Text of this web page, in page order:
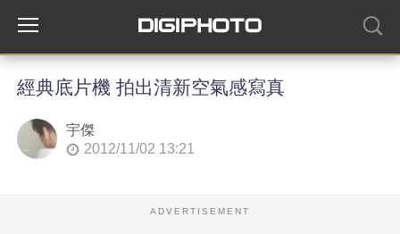
經典底片機 拍出清新空氣感寫真
宇傑
2012/11/02 13:21
ADVERTISEMENT